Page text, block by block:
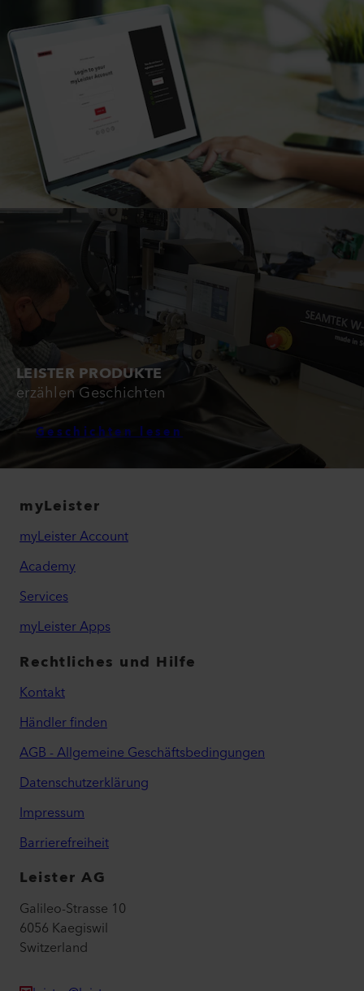
LEISTER PRODUKTE
erzählen Geschichten
Geschichten lesen
myLeister
myLeister Account
Academy
Services
myLeister Apps
Rechtliches und Hilfe
Kontakt
Händler finden
AGB - Allgemeine Geschäftsbedingungen
Datenschutzerklärung
Impressum
Barrierefreiheit
Leister AG
Galileo-Strasse 10
6056 Kaegiswil
Switzerland